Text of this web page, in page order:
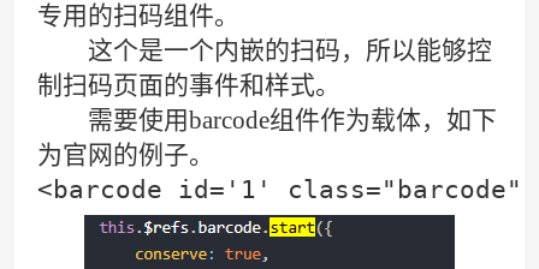
专用的扫码组件。
这个是一个内嵌的扫码，所以能够控
制扫码页面的事件和样式。
需要使用barcode组件作为载体，如下
为官网的例子。
<barcode id='1' class="barcode"